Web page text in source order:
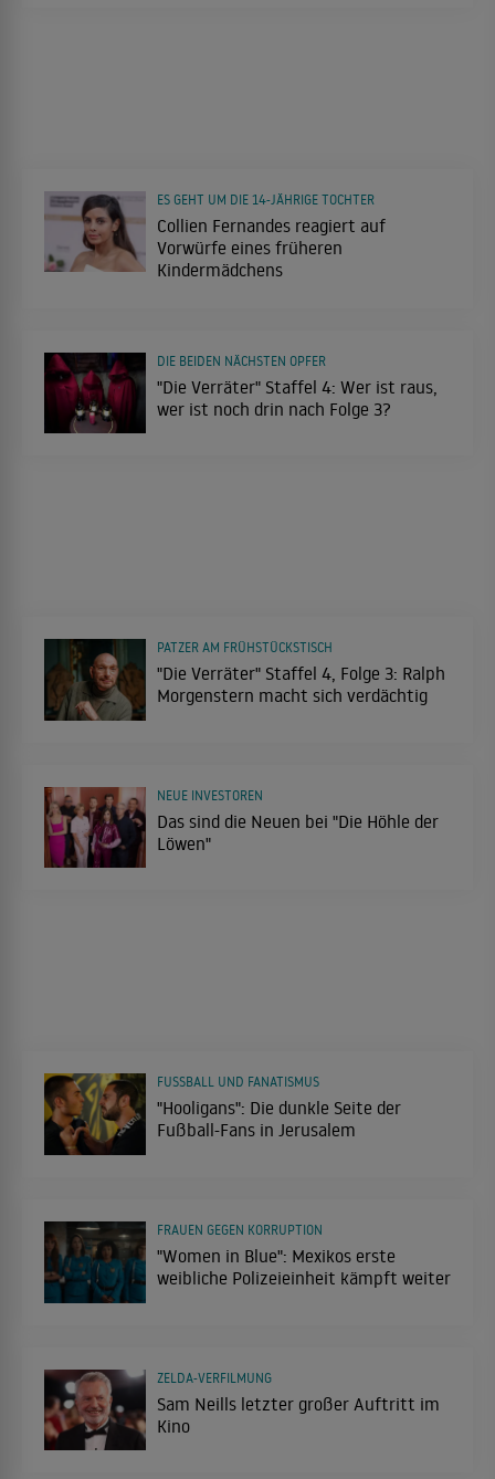
Collien Fernandes reagiert auf
Vorwürfe eines früheren
Kindermädchens
ES GEHT UM DIE 14-JÄHRIGE TOCHTER
"Die Verräter" Staffel 4: Wer ist raus,
wer ist noch drin nach Folge 3?
DIE BEIDEN NÄCHSTEN OPFER
"Die Verräter" Staffel 4, Folge 3: Ralph
Morgenstern macht sich verdächtig
PATZER AM FRÜHSTÜCKSTISCH
Das sind die Neuen bei "Die Höhle der
Löwen"
NEUE INVESTOREN
"Hooligans": Die dunkle Seite der
Fußball-Fans in Jerusalem
FUSSBALL UND FANATISMUS
"Women in Blue": Mexikos erste
weibliche Polizeieinheit kämpft weiter
FRAUEN GEGEN KORRUPTION
Sam Neills letzter großer Auftritt im
Kino
ZELDA-VERFILMUNG